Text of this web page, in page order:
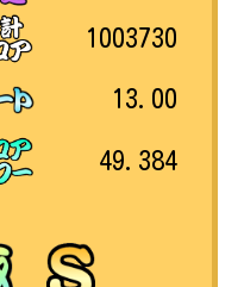
1003730
13.00
49.384